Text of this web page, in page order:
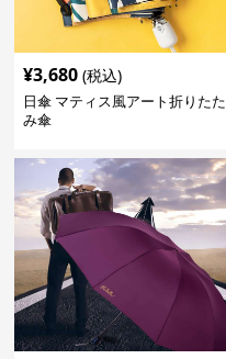
¥3,680 (税込)
日傘 マティス風アート折りたた
み傘